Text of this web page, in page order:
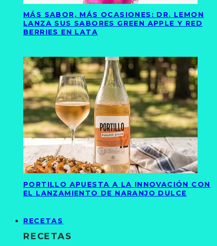
MÁS SABOR, MÁS OCASIONES: DR. LEMON
LANZA SUS SABORES GREEN APPLE Y RED
BERRIES EN LATA
PORTILLO APUESTA A LA INNOVACIÓN CON
EL LANZAMIENTO DE NARANJO DULCE
RECETAS
RECETAS